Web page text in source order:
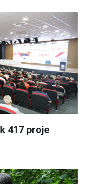
417 proje